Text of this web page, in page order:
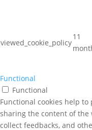
viewed_cookie_policy
11
Functional
Functional
Functional cookies help
sharing the content of the
collect feedbacks, and